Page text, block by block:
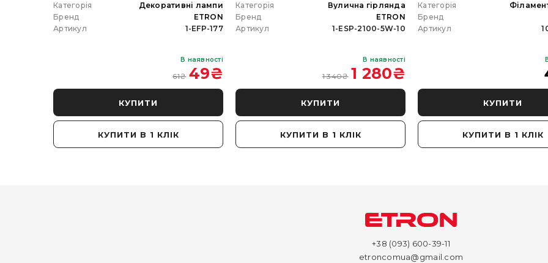
Категорія
Декоративні лампи
Бренд
ETRON
Артикул
1-EFP-177
В наявності
61₴ 49₴
КУПИТИ
КУПИТИ В 1 КЛІК
Категорія
Вулична гірлянда
Бренд
ETRON
Артикул
1-ESP-2100-5W-10
В наявності
1 340₴ 1 280₴
КУПИТИ
КУПИТИ В 1 КЛІК
Категорія
Бренд
Артикул
КУПИТИ
КУПИТИ В 1 КЛІК
+38 (093) 600-39-11
etroncomua@gmail.com